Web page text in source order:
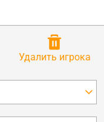
Удалить игрока